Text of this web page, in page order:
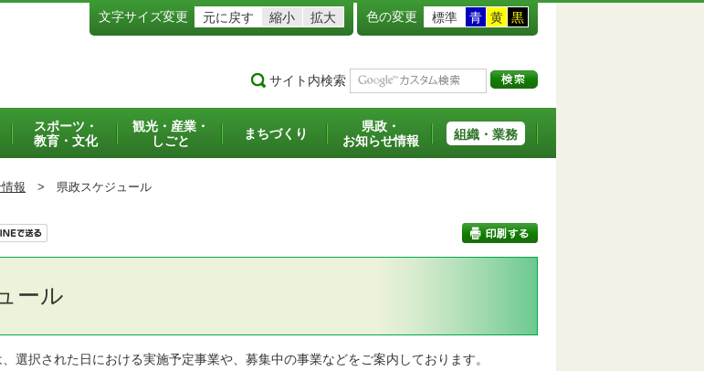
文字サイズ変更 元に戻す 縮小 拡大 色の変更 標準 青 黄 黒
サイト内検索
スポーツ・
教育・文化
観光・産業・
しごと
まちづくり
県政・
お知らせ情報
組織・業務
報 > 県政スケジュール
ール
選択された日における実施予定事業や、募集中の事業などをご案内しております。